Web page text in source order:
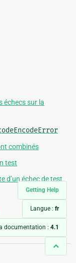
Getting Help
Langue : fr
documentation : 4.1
échecs sur la
combinés
test
d’un échec de test